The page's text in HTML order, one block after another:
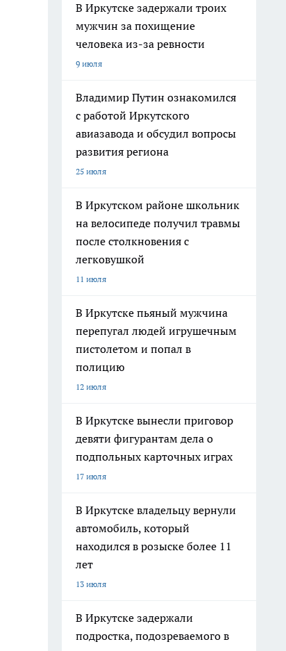
В Иркутске задержали троих
мужчин за похищение
человека из-за ревности
9 июля
Владимир Путин ознакомился
с работой Иркутского
авиазавода и обсудил вопросы
развития региона
25 июля
В Иркутском районе школьник
на велосипеде получил травмы
после столкновения с
легковушкой
11 июля
В Иркутске пьяный мужчина
перепугал людей игрушечным
пистолетом и попал в
полицию
12 июля
В Иркутске вынесли приговор
девяти фигурантам дела о
подпольных карточных играх
17 июля
В Иркутске владельцу вернули
автомобиль, который
находился в розыске более 11
лет
13 июля
В Иркутске задержали
подростка, подозреваемого в